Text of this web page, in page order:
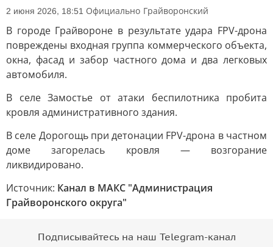
2 июня 2026, 18:51 Официально Грайворонский
В городе Грайвороне в результате удара FPV-дрона
повреждены входная группа коммерческого объекта,
окна, фасад и забор частного дома и два легковых
автомобиля.
В селе Замостье от атаки беспилотника пробита
кровля административного здания.
В селе Дорогощь при детонации FPV-дрона в частном
доме загорелась кровля — возгорание
ликвидировано.
Источник: Канал в МАКС "Администрация
Грайворонского округа"
Подписывайтесь на наш Telegram-канал